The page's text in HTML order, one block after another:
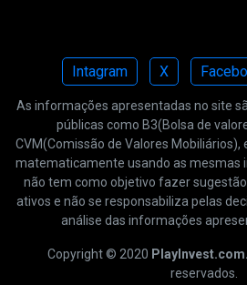
Intagram X
As informações apresentadas no site
públicas como B3(Bolsa de
CVM(Comissão de Valores Mobiliários),
matematicamente usando as mesmas
não tem como objetivo fazer
ativos e não se responsabiliza pelas
análise das informações
Copyright © 2020
reservados.